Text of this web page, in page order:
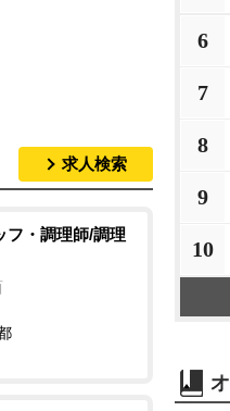
求人検索
フ・調理師/調理
6
7
8
9
10